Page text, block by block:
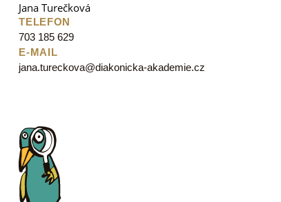
Jana Turečková
TELEFON
703 185 629
E-MAIL
jana.tureckova@diakonicka-akademie.cz